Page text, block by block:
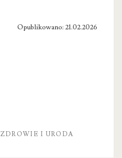
Opublikowano: 21.02.2026
ZDROWIE I URODA